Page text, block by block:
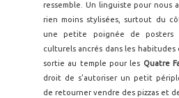
ressemble. Un linguiste pour nous
rien moins stylisées, surtout du
une petite poignée de posters
culturels ancrés dans les
sortie au temple pour les Quatre
droit de s'autoriser un petit
de retourner vendre des pizzas et